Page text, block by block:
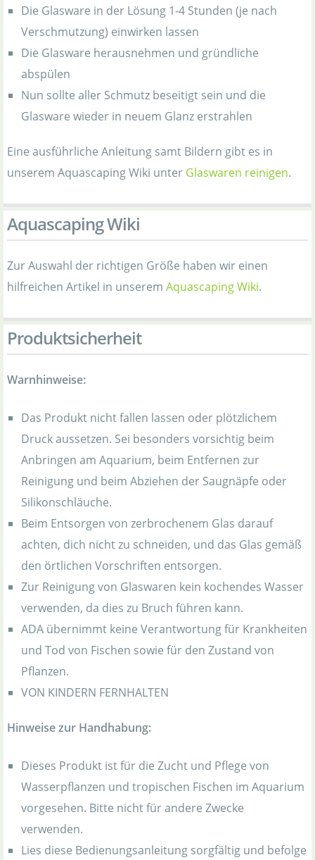
Die Glasware in der Lösung 1-4 Stunden (je nach
Verschmutzung) einwirken lassen
Die Glasware herausnehmen und gründliche
abspülen
Nun sollte aller Schmutz beseitigt sein und die
Glasware wieder in neuem Glanz erstrahlen
Eine ausführliche Anleitung samt Bildern gibt es in
unserem Aquascaping Wiki unter Glaswaren reinigen.
Aquascaping Wiki
Zur Auswahl der richtigen Größe haben wir einen
hilfreichen Artikel in unserem Aquascaping Wiki.
Produktsicherheit
Warnhinweise:
Das Produkt nicht fallen lassen oder plötzlichem
Druck aussetzen. Sei besonders vorsichtig beim
Anbringen am Aquarium, beim Entfernen zur
Reinigung und beim Abziehen der Saugnäpfe oder
Silikonschläuche.
Beim Entsorgen von zerbrochenem Glas darauf
achten, dich nicht zu schneiden, und das Glas gemäß
den örtlichen Vorschriften entsorgen.
Zur Reinigung von Glaswaren kein kochendes Wasser
verwenden, da dies zu Bruch führen kann.
ADA übernimmt keine Verantwortung für Krankheiten
und Tod von Fischen sowie für den Zustand von
Pflanzen.
VON KINDERN FERNHALTEN
Hinweise zur Handhabung:
Dieses Produkt ist für die Zucht und Pflege von
Wasserpflanzen und tropischen Fischen im Aquarium
vorgesehen. Bitte nicht für andere Zwecke
verwenden.
Lies diese Bedienungsanleitung sorgfältig und befolge